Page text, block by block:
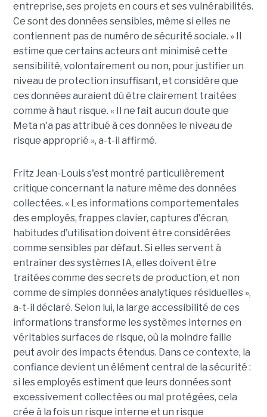
entreprise, ses projets en cours et ses vulnérabilités.
Ce sont des données sensibles, même si elles ne
contiennent pas de numéro de sécurité sociale. » Il
estime que certains acteurs ont minimisé cette
sensibilité, volontairement ou non, pour justifier un
niveau de protection insuffisant, et considère que
ces données auraient dû être clairement traitées
comme à haut risque. « Il ne fait aucun doute que
Meta n'a pas attribué à ces données le niveau de
risque approprié », a-t-il affirmé.
Fritz Jean-Louis s'est montré particulièrement
critique concernant la nature même des données
collectées. « Les informations comportementales
des employés, frappes clavier, captures d'écran,
habitudes d'utilisation doivent être considérées
comme sensibles par défaut. Si elles servent à
entraîner des systèmes IA, elles doivent être
traitées comme des secrets de production, et non
comme de simples données analytiques résiduelles »,
a-t-il déclaré. Selon lui, la large accessibilité de ces
informations transforme les systèmes internes en
véritables surfaces de risque, où la moindre faille
peut avoir des impacts étendus. Dans ce contexte, la
confiance devient un élément central de la sécurité :
si les employés estiment que leurs données sont
excessivement collectées ou mal protégées, cela
crée à la fois un risque interne et un risque